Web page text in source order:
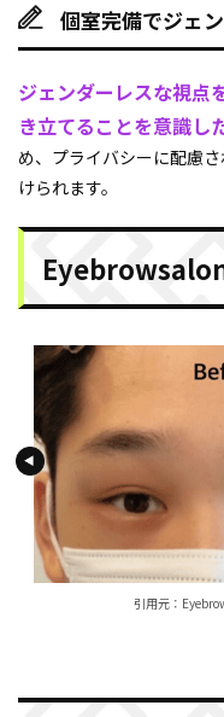
個室完備でジェ
ジェンダーレスな視点
き立てることを意識し
め、プライバシーに配慮
けられます。
引用元：